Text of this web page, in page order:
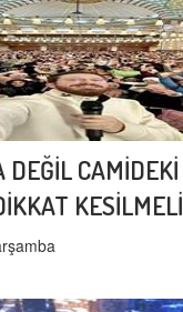
DEĞİL CAMİDEKİ
KESİLMELİ